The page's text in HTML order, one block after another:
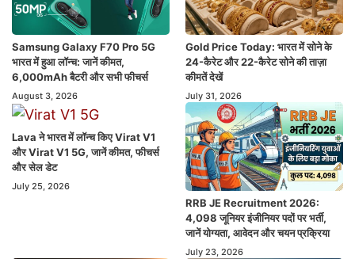
Samsung Galaxy F70 Pro 5G
भारत में हुआ लॉन्च: जानें कीमत,
6,000mAh बैटरी और सभी फीचर्स
August 3, 2026
Gold Price Today: भारत में सोने के
24-कैरेट और 22-कैरेट सोने की ताज़ा
कीमतें देखें
July 31, 2026
Lava ने भारत में लॉन्च किए Virat V1
और Virat V1 5G, जानें कीमत, फीचर्स
और सेल डेट
July 25, 2026
RRB JE Recruitment 2026:
4,098 जूनियर इंजीनियर पदों पर भर्ती,
जानें योग्यता, आवेदन और चयन प्रक्रिया
July 23, 2026